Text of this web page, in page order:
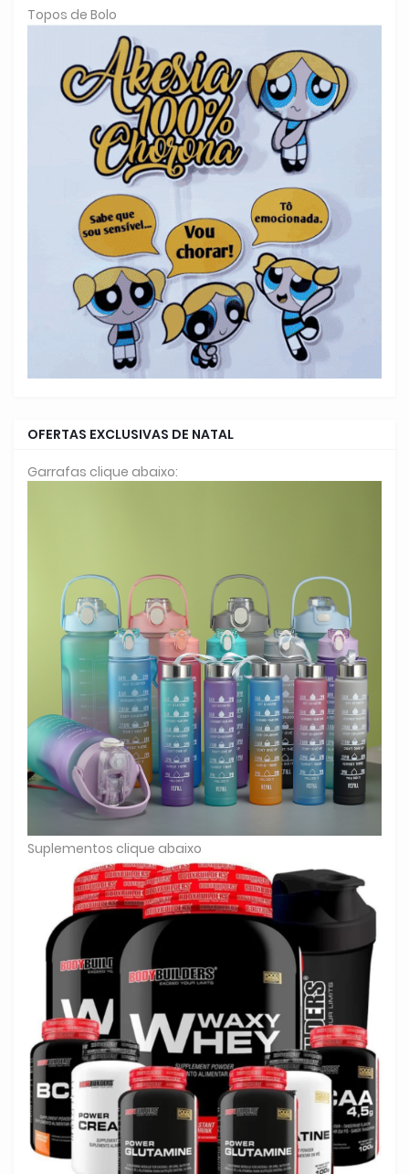
Topos de Bolo
OFERTAS EXCLUSIVAS DE NATAL
Garrafas clique abaixo:
Suplementos clique abaixo